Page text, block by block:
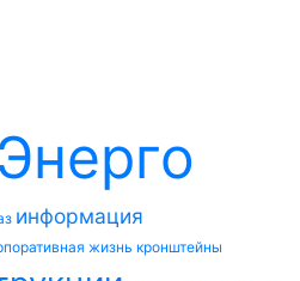
информация
жизнь кронштейны